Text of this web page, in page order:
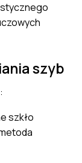
szyb
szkło